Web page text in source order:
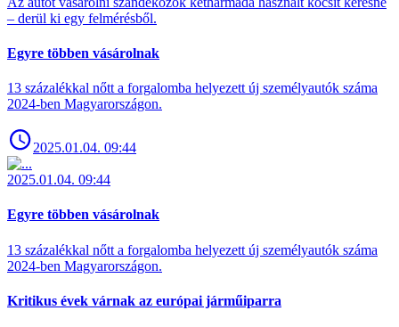
– derül ki egy felmérésből.
Egyre többen vásárolnak
13 százalékkal nőtt a forgalomba helyezett új személyautók száma
2024-ben Magyarországon.
2025.01.04. 09:44
2025.01.04. 09:44
Egyre többen vásárolnak
13 százalékkal nőtt a forgalomba helyezett új személyautók száma
2024-ben Magyarországon.
Kritikus évek várnak az európai járműiparra